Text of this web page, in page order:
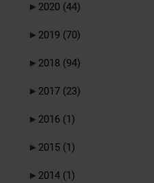
► 2020 (44)
► 2019 (70)
► 2018 (94)
► 2017 (23)
► 2016 (1)
► 2015 (1)
► 2014 (1)